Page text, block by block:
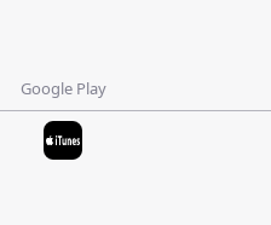
Google Play